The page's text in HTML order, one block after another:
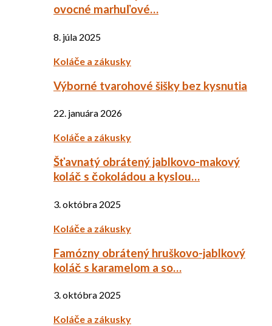
ovocné marhuľové…
8. júla 2025
Koláče a zákusky
Výborné tvarohové šišky bez kysnutia
22. januára 2026
Koláče a zákusky
Šťavnatý obrátený jablkovo-makový
koláč s čokoládou a kyslou…
3. októbra 2025
Koláče a zákusky
Famózny obrátený hruškovo-jablkový
koláč s karamelom a so…
3. októbra 2025
Koláče a zákusky